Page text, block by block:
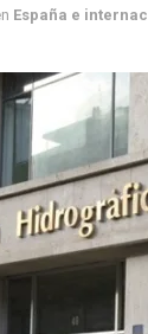
España e